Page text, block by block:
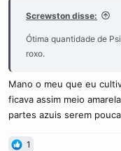
Screwston disse:
Ótima quantidade de
roxo.
Mano o meu que eu
ficava assim meio
partes azuis serem
1